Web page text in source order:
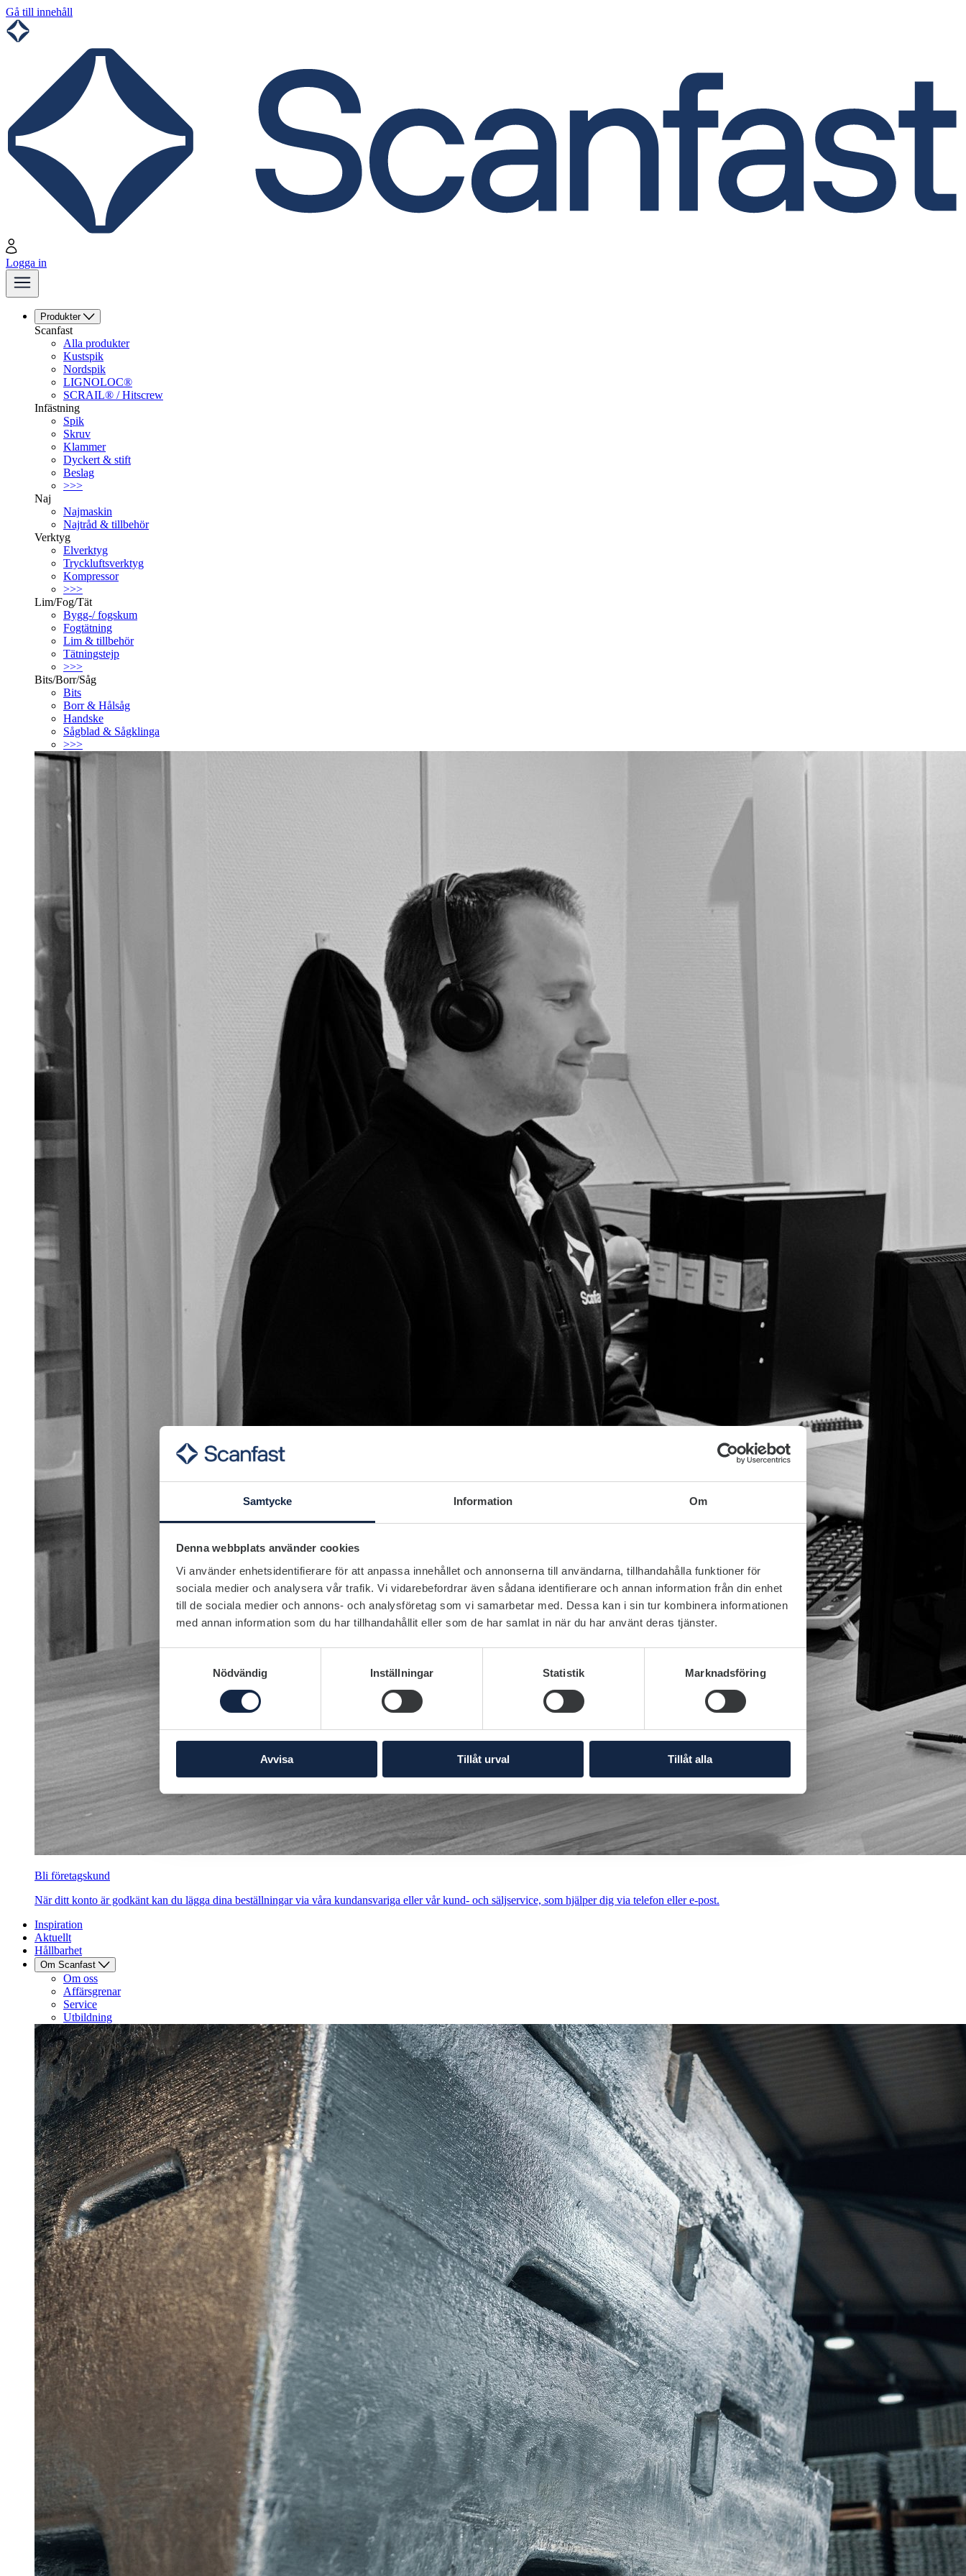
Samtycke Information Om
Denna webbplats använder cookies
Vi använder enhetsidentifierare för att anpassa innehållet och annonserna till användarna, tillhandahålla funktioner för
sociala medier och analysera vår trafik. Vi vidarebefordrar även sådana identifierare och annan information från din enhet
till de sociala medier och annons- och analysföretag som vi samarbetar med. Dessa kan i sin tur kombinera informationen
med annan information som du har tillhandahållit eller som de har samlat in när du har använt deras tjänster.
Nödvändig
Inställningar Statistik Marknadsföring
Avvisa Tillåt urval Tillåt alla
Gå till innehåll
Logga in
Produkter
Scanfast
Alla produkter
Kustspik
Nordspik
LIGNOLOC®
SCRAIL® / Hitscrew
Infästning
Spik
Skruv
Klammer
Dyckert & stift
Beslag
>>>
Naj
Najmaskin
Najtråd & tillbehör
Verktyg
Elverktyg
Tryckluftsverktyg
Kompressor
>>>
Lim/Fog/Tät
Bygg-/ fogskum
Fogtätning
Lim & tillbehör
Tätningstejp
>>>
Bits/Borr/Såg
Bits
Borr & Hålsåg
Handske
Sågblad & Sågklinga
>>>
Bli företagskund
När ditt konto är godkänt kan du lägga dina beställningar via våra kundansvariga eller vår kund- och säljservice, som hjälper dig via telefon eller e-post.
Inspiration
Aktuellt
Hållbarhet
Om Scanfast
Om oss
Affärsgrenar
Service
Utbildning